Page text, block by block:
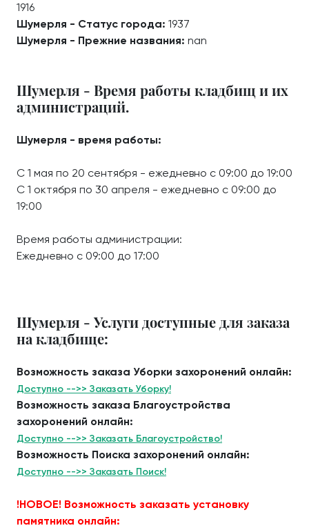
1916
Шумерля - Статус города: 1937
Шумерля - Прежние названия: nan
Шумерля - Время работы кладбищ и их
администраций.
Шумерля - время работы:
С 1 мая по 20 сентября - ежедневно с 09:00 до 19:00
С 1 октября по 30 апреля - ежедневно с 09:00 до
19:00
Время работы администрации:
Ежедневно с 09:00 до 17:00
Шумерля - Услуги доступные для заказа
на кладбище:
Возможность заказа Уборки захоронений онлайн:
Доступно -->> Заказать Уборку!
Возможность заказа Благоустройства
захоронений онлайн:
Доступно -->> Заказать Благоустройство!
Возможность Поиска захоронений онлайн:
Доступно -->> Заказать Поиск!
!НОВОЕ! Возможность заказать установку
памятника онлайн: